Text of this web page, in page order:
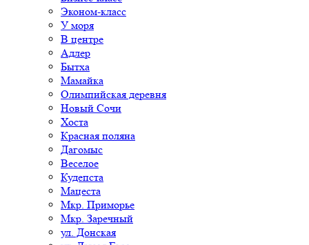
Эконом-класс
У моря
В центре
Адлер
Бытха
Мамайка
Олимпийская деревня
Новый Сочи
Хоста
Красная поляна
Дагомыс
Веселое
Кудепста
Мацеста
Мкр. Приморье
Мкр. Заречный
ул. Донская